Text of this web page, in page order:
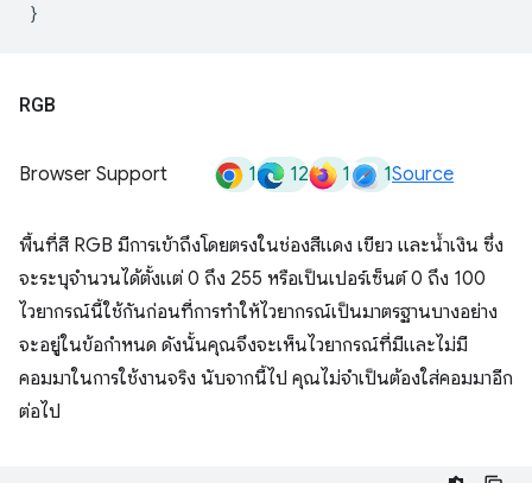
}
RGB
Browser Support 1 12 1 1Source
พื้นที่สี RGB มีการเข้าถึงโดยตรงในช่องสีแดง เขียว และน้ำเงิน ซึ่ง
จะระบุจำนวนได้ตั้งแต่ 0 ถึง 255 หรือเป็นเปอร์เซ็นต์ 0 ถึง 100
ไวยากรณ์นี้ใช้กันก่อนที่การทำให้ไวยากรณ์เป็นมาตรฐานบางอย่าง
จะอยู่ในข้อกําหนด ดังนั้นคุณจึงจะเห็นไวยากรณ์ที่มีและไม่มี
คอมมาในการใช้งานจริง นับจากนี้ไป คุณไม่จำเป็นต้องใส่คอมมาอีก
ต่อไป